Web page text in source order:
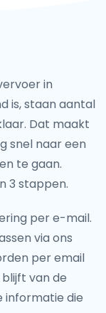
in
is, staan aantal
Dat maakt
snel naar een
te gaan.
3 stappen.
per e-mail.
via ons
per email
van de
informatie die